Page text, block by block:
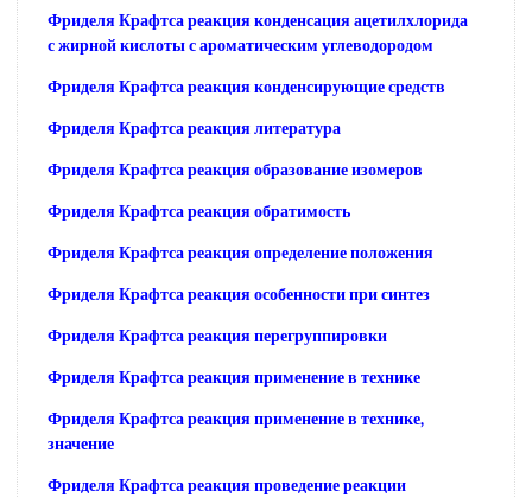
Фриделя Крафтса реакция конденсация ацетилхлорида
с жирной кислоты с ароматическим углеводородом
Фриделя Крафтса реакция конденсирующие средств
Фриделя Крафтса реакция литература
Фриделя Крафтса реакция образование изомеров
Фриделя Крафтса реакция обратимость
Фриделя Крафтса реакция определение положения
Фриделя Крафтса реакция особенности при синтез
Фриделя Крафтса реакция перегруппировки
Фриделя Крафтса реакция применение в технике
Фриделя Крафтса реакция применение в технике,
значение
Фриделя Крафтса реакция проведение реакции